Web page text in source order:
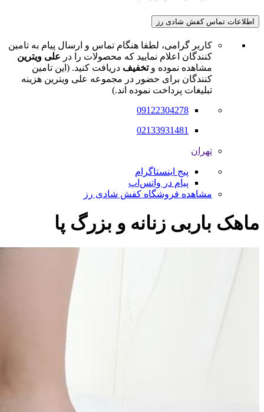
اطلاعات تماس کفش شادی رز
کاربر گرامی، لطفا هنگام تماس و ارسال پیام به تامین
کنندگان اعلام نمایید که محصولات را در علی ویترین
مشاهده نموده وتخفیف دریافت کنید. (این تامین
کنندگان برای حضور در مجموعه علی ویترین هزینه
تبلیغات پرداخت نموده اند.)
09122304278
02133931481
تهران
پیج اینستاگرام
پیام در واتس‌اپ
مشاهده فروشگاه کفش شادی رز
ماهک باربی زنانه و بزرگ پا